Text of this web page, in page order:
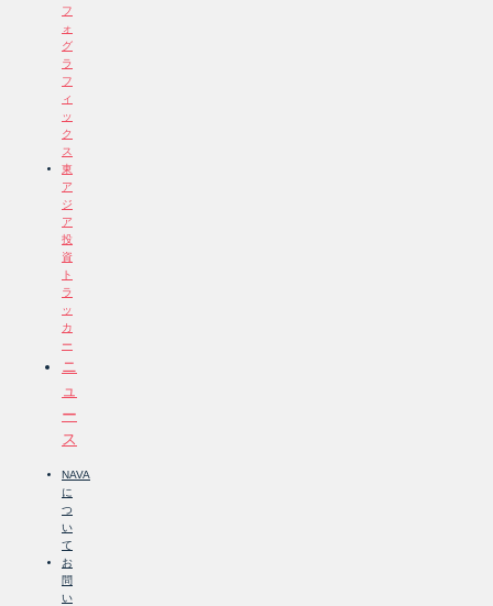
フ
ォ
グ
ラ
フ
ィ
ッ
ク
ス
東
ア
ジ
ア
投
資
ト
ラ
ッ
カ
ー
ニ
ュ
ー
ス
NAVA
に
つ
い
て
お
問
い